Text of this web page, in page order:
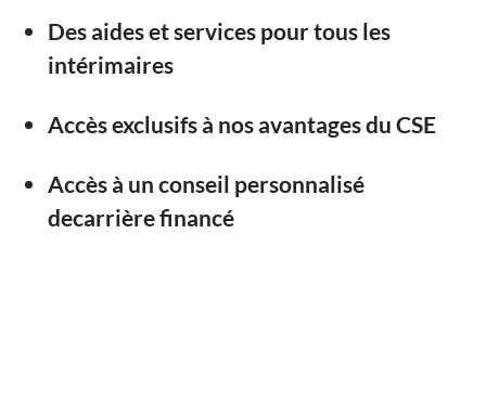
Des aides et services pour tous les
intérimaires
Accès exclusifs à nos avantages du CSE
Accès à un conseil personnalisé
decarrière financé